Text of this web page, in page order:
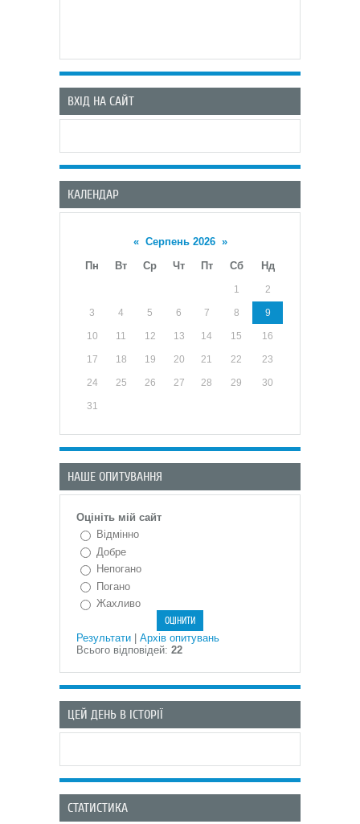
ВХІД НА САЙТ
КАЛЕНДАР
« Серпень 2026 »
Пн
Вт Ср Чт Пт Сб Нд
1 2
3 4 5 6 7 8 9
10 11 12 13 14 15 16
17 18 19 20 21 22 23
24 25 26 27 28 29 30
31
НАШЕ ОПИТУВАННЯ
Оцініть мій сайт
Відмінно
Добре
Непогано
Погано
Жахливо
Результати
Архів опитувань
Всього відповідей: 22
ЦЕЙ ДЕНЬ В ІСТОРІЇ
СТАТИСТИКА